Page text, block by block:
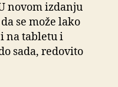
novomizdanju
se može lako
na tabletu i
sada, redovito